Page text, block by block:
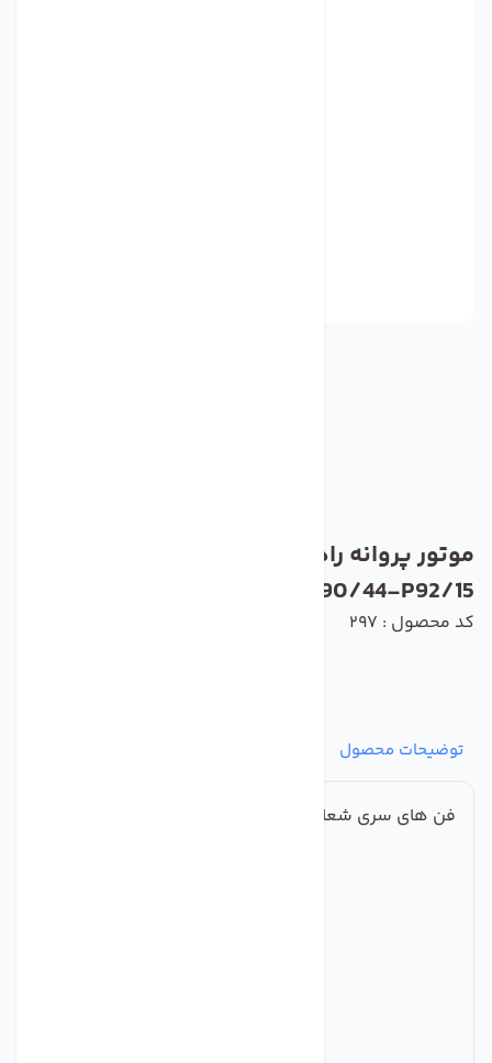
موتور پروانه رادیال بکوارد زیلابگ مدل
LXFB2E190/44-P92/15
کد محصول : 297
توضیحات محصول
فن های سری شعاعی